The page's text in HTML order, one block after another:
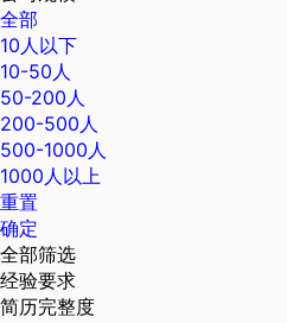
全部
10人以下
10-50人
50-200人
200-500人
500-1000人
1000人以上
重置
确定
全部筛选
经验要求
简历完整度